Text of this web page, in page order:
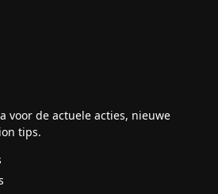
voor de actuele acties, nieuwe
tips.